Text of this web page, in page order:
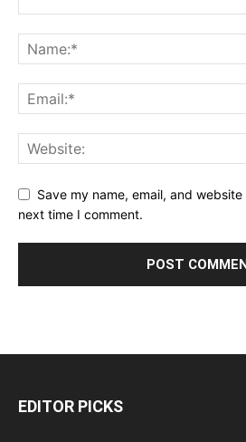
Save my name, email, and
next time I comment.
EDITOR PICKS